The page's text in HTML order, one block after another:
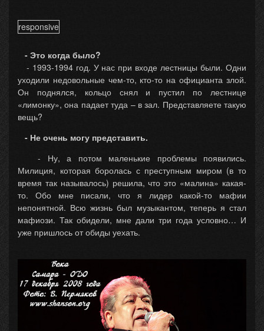
responsive
- Это когда было?
- 1993-1994 год. У нас при входе лестницы были. Одни
уходили недовольные чем-то, кто-то на официанта злой.
Он поднялся, кольцо снял и пустил по лестнице
«лимонку», она падает туда – в зал. Представляете такую
вещь?
- Не очень могу представить.
- Ну, а потом маленькие проблемы появились.
Милиция, которая боролась с преступным миром (в то
время так называлось) решила, что это «малина» какая-
то. Обо мне писали, что я лидер какой-то мафии
непонятной. Всю жизнь был музыкантом, теперь я стал
мафиози. Так обидели, мне дали три года условно… И
уже пришлось от обиды уехать.